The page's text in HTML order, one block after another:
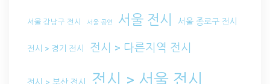
서울 강남구 전시 서울 공연 서울 전시 서울 종로구 전시
전시 > 경기 전시 전시 > 다른지역 전시
전시 > 서울 전시